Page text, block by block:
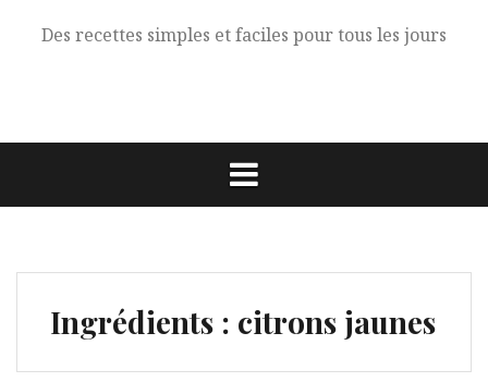
Des recettes simples et faciles pour tous les jours
Ingrédients : citrons jaunes